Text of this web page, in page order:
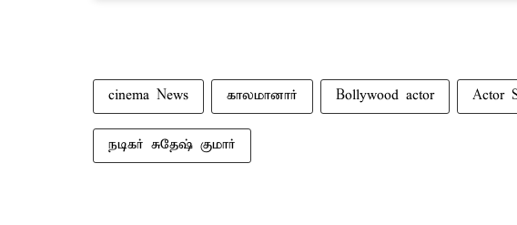
cinema News காலமானார் Bollywood actor Actor
நடிகர் சுதேஷ் குமார்